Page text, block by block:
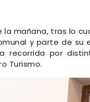
la mañana, tras lo
y parte de su
recorrida por
Turismo.